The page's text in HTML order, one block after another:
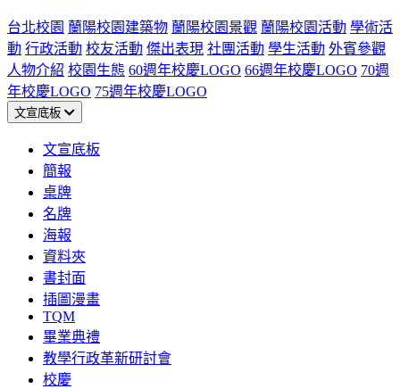
台北校園 蘭陽校園建築物 蘭陽校園景觀 蘭陽校園活動 學術活
動 行政活動 校友活動 傑出表現 社團活動 學生活動 外賓參觀
人物介紹 校園生態 60週年校慶LOGO 66週年校慶LOGO 70週
年校慶LOGO 75週年校慶LOGO
文宣底板
文宣底板
簡報
桌牌
名牌
海報
資料夾
書封面
插圖漫畫
TQM
畢業典禮
教學行政革新研討會
校慶